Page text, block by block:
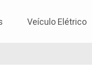
Veículo Elétrico